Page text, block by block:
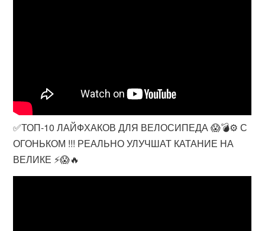
✅ТОП-10 ЛАЙФХАКОВ ДЛЯ ВЕЛОСИПЕДА 😱💣⚙️ С
ОГОНЬКОМ !!! РЕАЛЬНО УЛУЧШАТ КАТАНИЕ НА
ВЕЛИКЕ ⚡️😱🔥